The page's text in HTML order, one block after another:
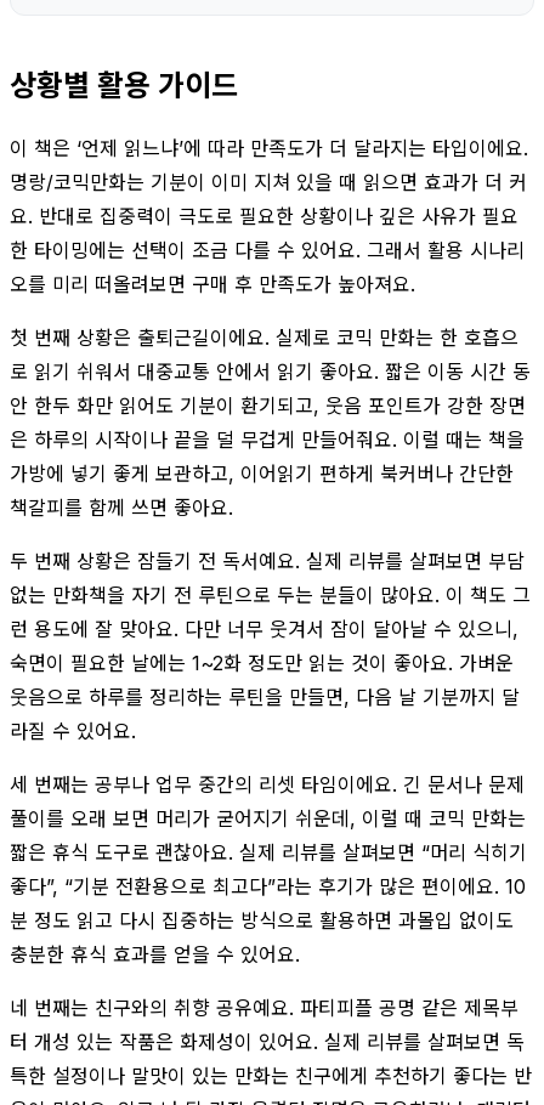
상황별 활용 가이드
이 책은 ‘언제 읽느냐’에 따라 만족도가 더 달라지는 타입이에요.
명랑/코믹만화는 기분이 이미 지쳐 있을 때 읽으면 효과가 더 커
요. 반대로 집중력이 극도로 필요한 상황이나 깊은 사유가 필요
한 타이밍에는 선택이 조금 다를 수 있어요. 그래서 활용 시나리
오를 미리 떠올려보면 구매 후 만족도가 높아져요.
첫 번째 상황은 출퇴근길이에요. 실제로 코믹 만화는 한 호흡으
로 읽기 쉬워서 대중교통 안에서 읽기 좋아요. 짧은 이동 시간 동
안 한두 화만 읽어도 기분이 환기되고, 웃음 포인트가 강한 장면
은 하루의 시작이나 끝을 덜 무겁게 만들어줘요. 이럴 때는 책을
가방에 넣기 좋게 보관하고, 이어읽기 편하게 북커버나 간단한
책갈피를 함께 쓰면 좋아요.
두 번째 상황은 잠들기 전 독서예요. 실제 리뷰를 살펴보면 부담
없는 만화책을 자기 전 루틴으로 두는 분들이 많아요. 이 책도 그
런 용도에 잘 맞아요. 다만 너무 웃겨서 잠이 달아날 수 있으니,
숙면이 필요한 날에는 1~2화 정도만 읽는 것이 좋아요. 가벼운
웃음으로 하루를 정리하는 루틴을 만들면, 다음 날 기분까지 달
라질 수 있어요.
세 번째는 공부나 업무 중간의 리셋 타임이에요. 긴 문서나 문제
풀이를 오래 보면 머리가 굳어지기 쉬운데, 이럴 때 코믹 만화는
짧은 휴식 도구로 괜찮아요. 실제 리뷰를 살펴보면 “머리 식히기
좋다”, “기분 전환용으로 최고다”라는 후기가 많은 편이에요. 10
분 정도 읽고 다시 집중하는 방식으로 활용하면 과몰입 없이도
충분한 휴식 효과를 얻을 수 있어요.
네 번째는 친구와의 취향 공유예요. 파티피플 공명 같은 제목부
터 개성 있는 작품은 화제성이 있어요. 실제 리뷰를 살펴보면 독
특한 설정이나 말맛이 있는 만화는 친구에게 추천하기 좋다는 반